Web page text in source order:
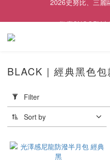
✨前往LINE加入好
歡慶SNOOPY生
Filter
(0/20)
Range
(NT$)
BLACK | 經典黑色包
Filter
Sort by